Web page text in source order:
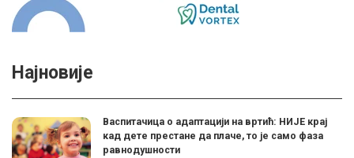
Најновије
Васпитачица о адаптацији на вртић: НИЈЕ крај
кад дете престане да плаче, то је само фаза
равнодушности